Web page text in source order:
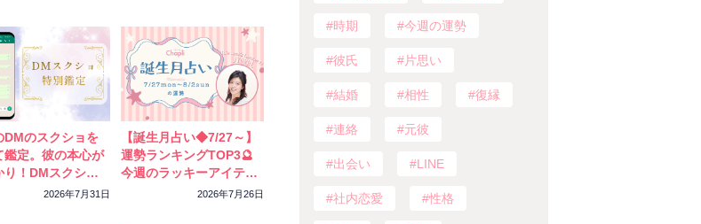
DMのスクショを
鑑定。彼の本心が
り！DMスクショ
定をスタートしま
2026年7月31日
【誕生月占い◆7/27～】
運勢ランキングTOP3🔮
今週のラッキーアイテム
2026年7月26日
時期 今週の運勢
彼氏 片思い
結婚 相性 復縁
連絡 元彼
出会い LINE
社内恋愛 性格